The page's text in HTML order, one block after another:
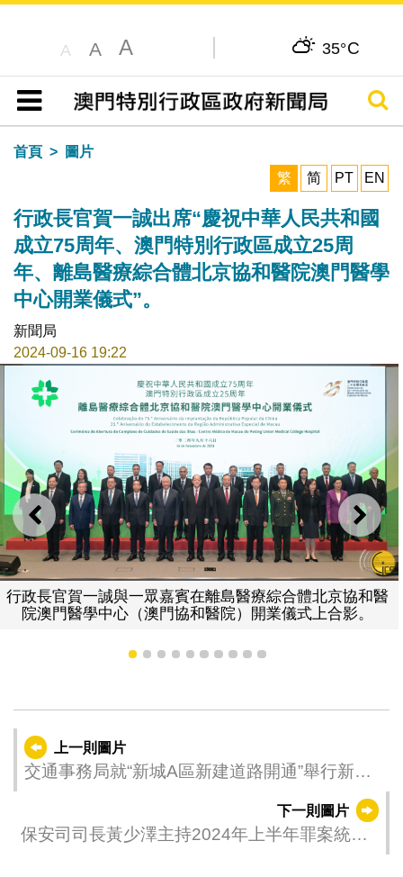
A A A 35°C
目錄
搜尋
首頁
圖片
繁
简 PT EN
行政長官賀一誠出席“慶祝中華人民共和國
成立75周年、澳門特別行政區成立25周
年、離島醫療綜合體北京協和醫院澳門醫學
中心開業儀式”。
新聞局
2024-09-16 19:22
上一則 下一
行政長官賀一誠與一眾嘉賓在離島醫療綜合體北京協和醫
院澳門醫學中心（澳門協和醫院）開業儀式上合影。
1 2 3 4 5 6 7 8 9 10
上一則圖片
交通事務局就“新城A區新建道路開通”舉行新聞
下一則圖片
保安司司長黃少澤主持2024年上半年罪案統計